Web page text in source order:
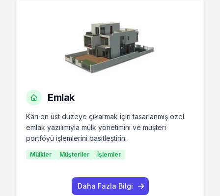
Emlak
Kârı en üst düzeye çıkarmak için tasarlanmış özel
emlak yazılımıyla mülk yönetimini ve müşteri
portföyü işlemlerini basitleştirin.
Mülkler Müşteriler İşlemler
Daha Fazla Bilgi